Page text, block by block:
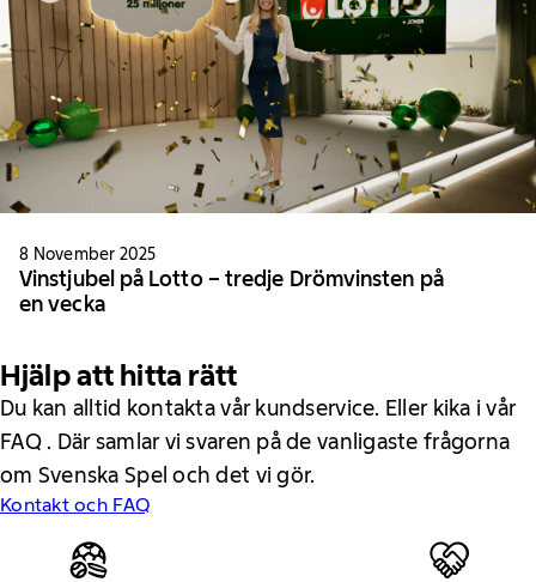
8 November 2025
Vinstjubel på Lotto – tredje Drömvinsten på
en vecka
Hjälp att hitta rätt
Du kan alltid kontakta vår kundservice. Eller kika i vår
FAQ . Där samlar vi svaren på de vanligaste frågorna
om Svenska Spel och det vi gör.
Kontakt och FAQ